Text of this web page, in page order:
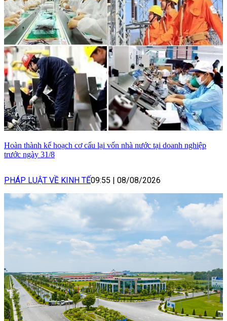
Hoàn thành kế hoạch cơ cấu lại vốn nhà nước tại doanh nghiệp
trước ngày 31/8
PHÁP LUẬT VỀ KINH TẾ09:55 | 08/08/2026